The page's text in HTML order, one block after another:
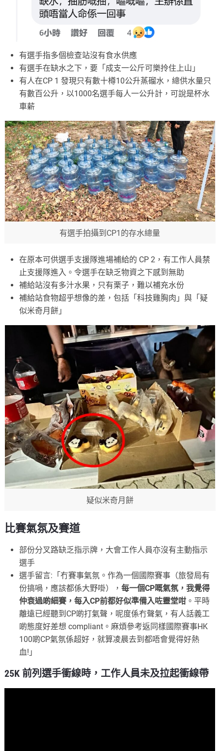
有選手指多個檢查站沒有食水供應
有選手在缺水之下，要「成支一公斤可樂拎住上山」
有人在CP 1 發現只有數十樽10公升蒸磂水，總供水量只
有數百公升，以1000名選手每人一公升計，可說是杯水
車薪
有選手拍攝到CP1的存水總量
在原本可供選手支援隊進場補給的 CP 2，有工作人員禁
止支援隊進入。令選手在缺乏物資之下感到無助
補給站沒有多汁水果，只有栗子，難以補充水份
補給站食物超乎想像的差，包括「科技雞胸肉」與「疑
似米奇月餅」
疑似米奇月餅
比賽氣氛及賽道
部份分叉路缺乏指示牌，大會工作人員亦沒有主動指示
選手
選手留言:「冇賽事氣氛。作為一個國際賽事（旅發局有
份搞喎，應該都係大野啩），每一個CP嘅氣氛，我覺得
仲衰過啲細賽，每入CP前都好似準備入咗靈堂咁 。平時
離遠已經聽到CP啲打氣聲，呢度係冇聲氣，有人話義工
啲態度好差想 compliant。麻煩參考返同樣國際賽事HK
100啲CP氣氛係超好，就算凌晨去到都唔會覺得好熱
血!」
25K 前列選手衝線時，工作人員未及拉起衝線帶